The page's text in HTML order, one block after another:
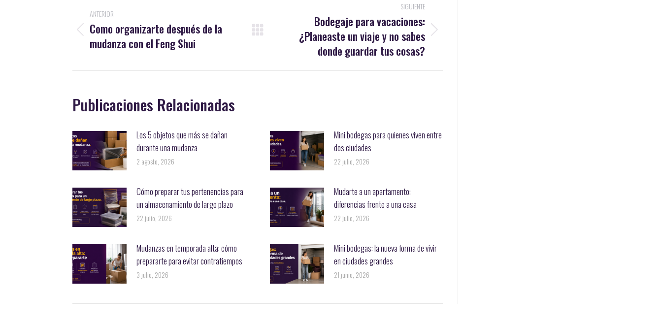
entre
publicaciones
ANTERIOR
Publicación
anterior:
Como organizarte después de la
mudanza con el Feng Shui
SIGUIENTE
Publicación
Bodegaje para vacaciones:
¿Planeaste un viaje y no sabes
donde guardar tus cosas?
Publicaciones Relacionadas
Los 5 objetos que más se dañan
durante una mudanza
2 agosto, 2026
Mini bodegas para quienes viven entre
dos ciudades
22 julio, 2026
Cómo preparar tus pertenencias para
un almacenamiento de largo plazo
22 julio, 2026
Mudarte a un apartamento:
diferencias frente a una casa
22 julio, 2026
Mudanzas en temporada alta: cómo
prepararte para evitar contratiempos
3 julio, 2026
Mini bodegas: la nueva forma de vivir
en ciudades grandes
21 junio, 2026